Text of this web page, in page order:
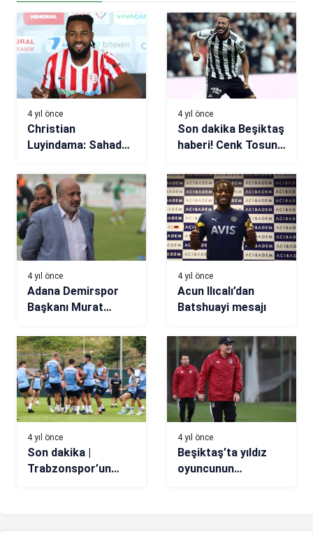
4 yıl önce
Christian
Luyindama: Sahada
4 yıl önce
Son dakika Beşiktaş
haberi! Cenk Tosun,
4 yıl önce
Adana Demirspor
Başkanı Murat
Balotelli açıklaması
4 yıl önce
Acun Ilıcalı’dan
Batshuayi mesajı
4 yıl önce
Son dakika |
Trabzonspor’un
4 yıl önce
Beşiktaş’ta yıldız
oyuncunun